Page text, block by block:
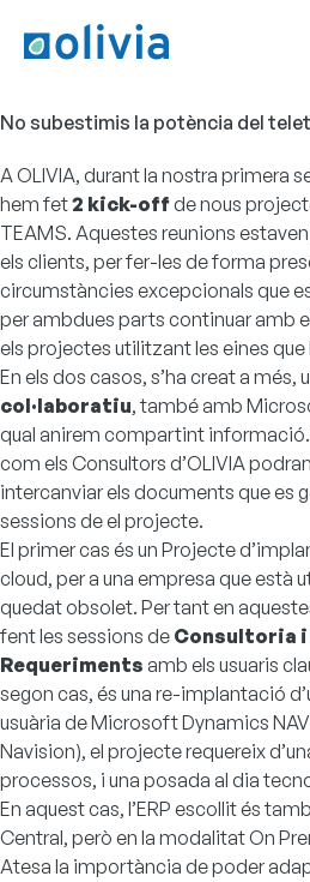
No subestimis la potència del
A OLIVIA, durant la nostra primera
hem fet2 kick-offde nous
TEAMS. Aquestes reunions
els clients, per fer-les de forma
circumstàncies excepcionals que
per ambdues parts continuar amb
els projectes utilitzant les eines
En els dos casos, s’ha creat a més,
col·laboratiu, també amb
qual anirem compartint informació.
com els Consultors d’OLIVIA
intercanviar els documents que es
sessions de el projecte.
El primer cas és un Projecte
cloud, per a una empresa que està
quedat obsolet. Per tant en
fent les sessions de Consultoria i
Requeriments amb els usuaris
segon cas, és una re-implantació
usuària de Microsoft Dynamics
Navision), el projecte requereix
processos, i una posada al dia
En aquest cas, l’ERP escollit és
Central, però en la modalitat On
Atesa la importància de poder